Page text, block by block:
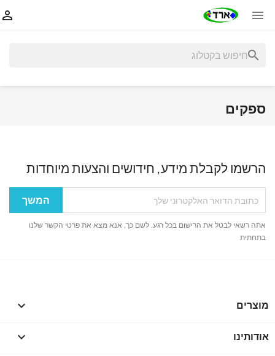


search
ספקים
הרשמו לקבלת מידע, חידושים והצעות מיוחדות
אתה רשאי לבטל את הרישום בכל רגע. לשם כך, אנא מצא את פרטי הקשר שלנו
בתחתית
מוצרים 
אודותינו 